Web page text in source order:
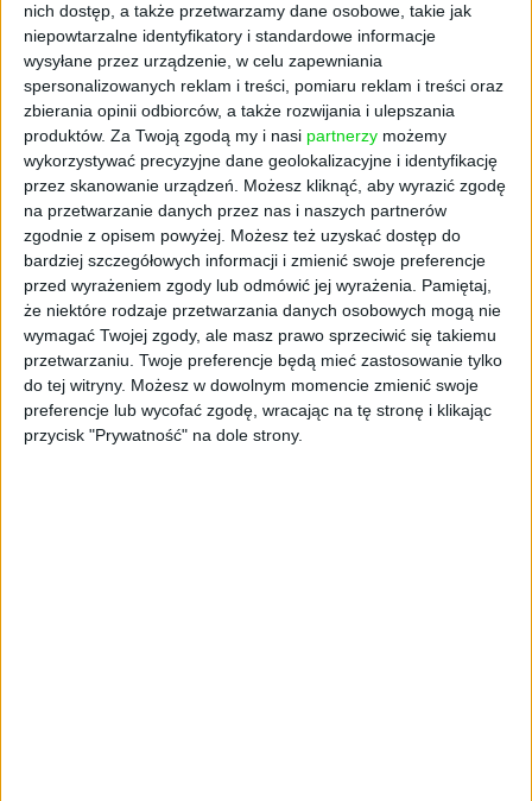
nich dostęp, a także przetwarzamy dane osobowe, takie jak
niepowtarzalne identyfikatory i standardowe informacje
wysyłane przez urządzenie, w celu zapewniania
spersonalizowanych reklam i treści, pomiaru reklam i treści oraz
zbierania opinii odbiorców, a także rozwijania i ulepszania
produktów. Za Twoją zgodą my i nasi partnerzy możemy
wykorzystywać precyzyjne dane geolokalizacyjne i identyfikację
przez skanowanie urządzeń. Możesz kliknąć, aby wyrazić zgodę
na przetwarzanie danych przez nas i naszych partnerów
zgodnie z opisem powyżej. Możesz też uzyskać dostęp do
bardziej szczegółowych informacji i zmienić swoje preferencje
przed wyrażeniem zgody lub odmówić jej wyrażenia. Pamiętaj,
że niektóre rodzaje przetwarzania danych osobowych mogą nie
wymagać Twojej zgody, ale masz prawo sprzeciwić się takiemu
przetwarzaniu. Twoje preferencje będą mieć zastosowanie tylko
do tej witryny. Możesz w dowolnym momencie zmienić swoje
preferencje lub wycofać zgodę, wracając na tę stronę i klikając
przycisk "Prywatność" na dole strony.
[WYWIAD]
Kuba Dobroszek 10.08.2022